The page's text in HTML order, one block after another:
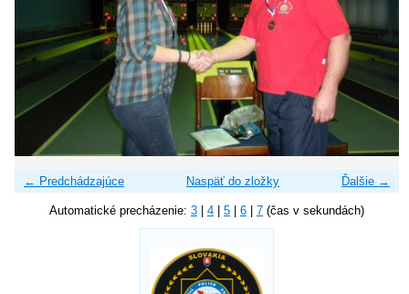
← Predchádzajúce Ďalšie →
Naspäť do zložky
Automatické precházenie: 3 4 5 6 7 (čas v sekundách)